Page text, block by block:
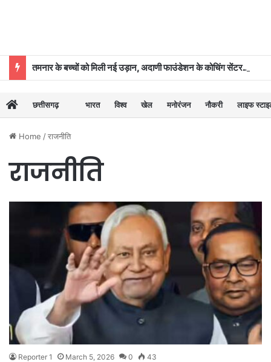
तमनार के बच्चों को मिली नई उड़ान, अदाणी फाउंडेशन के कोचिंग सेंटर से 39 का चयन
छत्तीसगढ़ भारत विश्व खेल मनोरंजन नौकरी लाइफ
Home /राजनीति
राजनीति
Reporter 1 March 5, 2026 0 43